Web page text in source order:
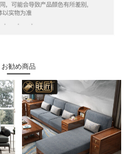
お勧め商品